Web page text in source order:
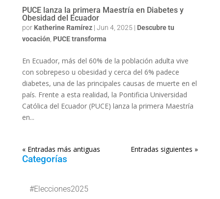
PUCE lanza la primera Maestría en Diabetes y
Obesidad del Ecuador
por Katherine Ramírez| Jun 4, 2025 | Descubre tu
vocación PUCE transforma
En Ecuador, más del 60% de la población adulta vive
con sobrepeso u obesidad y cerca del 6% padece
diabetes, una de las principales causas de muerte en el
país. Frente a esta realidad, la Pontificia Universidad
Católica del Ecuador (PUCE) lanza la primera Maestría
en...
« Entradas más antiguas Entradas siguientes »
Categorías
#Elecciones2025